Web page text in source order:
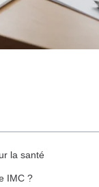
la santé
IMC ?